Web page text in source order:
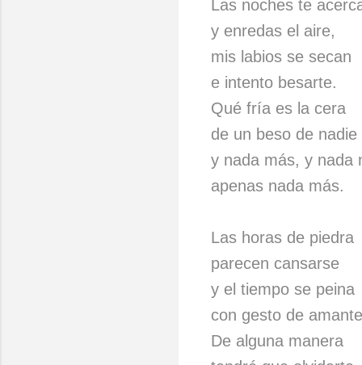
Las noches te
y enredas el aire,
mis labios se secan
e intento besarte.
Qué fría es la cera
de un beso de nadie
y nada más, y nada
apenas nada más.
Las horas de piedra
parecen cansarse
y el tiempo se peina
con gesto de
De alguna manera